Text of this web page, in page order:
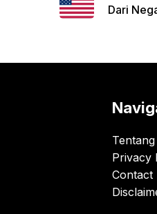
Dari
Privacy
Contact